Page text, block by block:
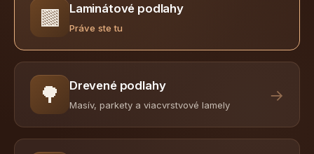
🟫 Laminátové podlahy
Práve ste tu
🌳 Drevené podlahy
Masív, parkety a viacvrstvové lamely
→